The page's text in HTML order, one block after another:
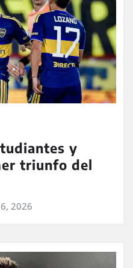
y
triunfo del
2026